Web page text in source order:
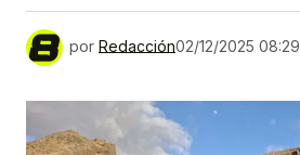
por Redacción02/12/2025 08:29